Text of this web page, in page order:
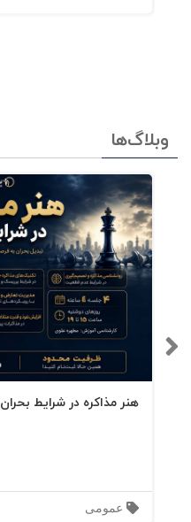
وبلاگ‌ها
هنر مذاکره در شرایط بحران
عمومی